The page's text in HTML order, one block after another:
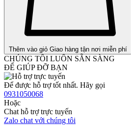
Thêm vào giỏ Giao hàng tận nơi miễn phí
CHÚNG TÔI LUÔN SẴN SÀNG
ĐỂ GIÚP ĐỠ BẠN
Để được hỗ trợ tốt nhất. Hãy gọi
0931050068
Hoặc
Chat hỗ trợ trực tuyến
Zalo chat với chúng tôi